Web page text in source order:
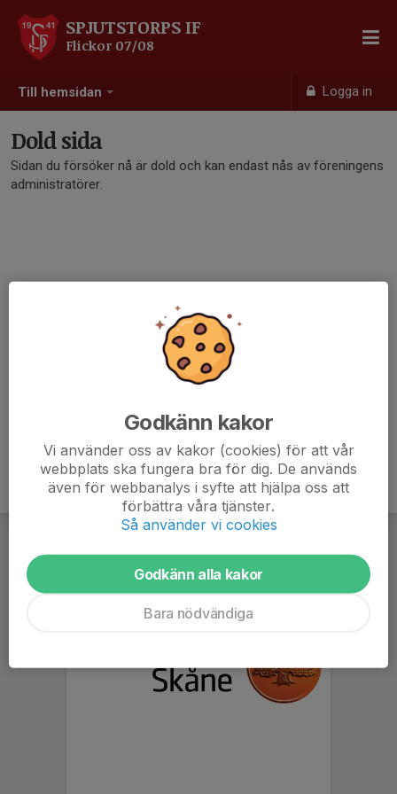
Till hemsidan Logga in
SPJUTSTORPS IF
Flickor 07/08
Dold sida
Sidan du försöker nå är dold och kan endast nås av föreningens
administratörer.
Godkänn kakor
Vi använder oss av kakor (cookies) för att vår
webbplats ska fungera bra för dig. De används
även för webbanalys i syfte att hjälpa oss att
förbättra våra tjänster.
Så använder vi cookies
Godkänn alla kakor
Bara nödvändiga